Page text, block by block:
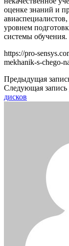
оценке знаний и
уровнем
системы обучения.
https://pro-
mekhanik-s-chego-
Предыдущая
Следующая запись
дисков